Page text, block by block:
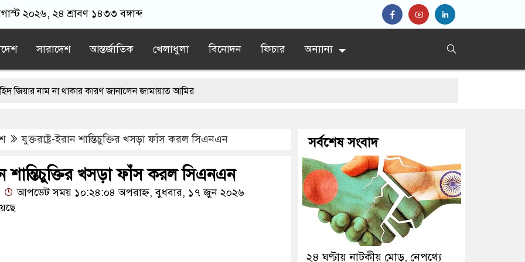
২০২৬, ২৪ শ্রাবণ ১৪৩৩ বঙ্গাব্দ
সারাদেশ আন্তর্জাতিক খেলাধুলা বিনোদন ফিচার অন্যান্য
থাকার কারণ জানালেন জামায়াত আমির
সমাজে বিশৃঙ্খলা না ছড়ানোর আহ্বান জামায়াত আমিরের
দিয়ে সমাজে বিশৃঙ্খলা না ছড়ানোর আহ্বান জামায়াত আমিরের
আলোচনায় যারা
যুক্তরাষ্ট্র-ইরান শান্তিচুক্তির খসড়া ফাঁস করল সিএনএন
শান্তিচুক্তির খসড়া ফাঁস করল সিএনএন
আপডেট সময় ১০:২৪:০৪ অপরাহ্ন, বুধবার, ১৭ জুন ২০২৬
সর্বশেষ সংবাদ
২৪ ঘণ্টায় নাটকীয় মোড়, নেপথ্যে